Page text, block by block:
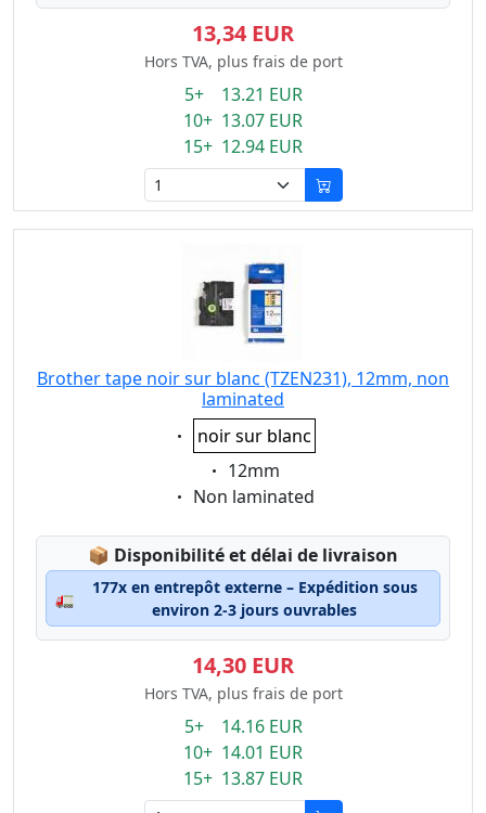
13,34 EUR
Hors TVA, plus frais de port
5+ 13.21 EUR
10+ 13.07 EUR
15+ 12.94 EUR
Brother tape noir sur blanc (TZEN231), 12mm, non
laminated
Eigenschaft:
noir sur blanc
Eigenschaft:
12mm
Eigenschaft:
Non laminated
📦 Lagerstatus:
Disponibilité et délai de livraison
🚛
177x en entrepôt externe – Expédition sous
environ 2-3 jours ouvrables
14,30 EUR
Hors TVA, plus frais de port
5+ 14.16 EUR
10+ 14.01 EUR
15+ 13.87 EUR